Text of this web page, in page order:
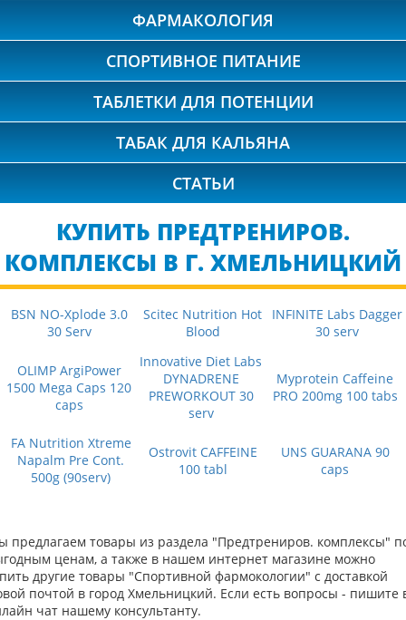
ФАРМАКОЛОГИЯ
СПОРТИВНОЕ ПИТАНИЕ
ТАБЛЕТКИ ДЛЯ ПОТЕНЦИИ
ТАБАК ДЛЯ КАЛЬЯНА
СТАТЬИ
КУПИТЬ ПРЕДТРЕНИРОВ.
КОМПЛЕКСЫ В Г. ХМЕЛЬНИЦКИЙ
BSN NO-Xplode 3.0
30 Serv
Scitec Nutrition Hot
Blood
INFINITE Labs Dagger
30 serv
OLIMP ArgiPower
1500 Mega Caps 120
caps
Innovative Diet Labs
DYNADRENE
PREWORKOUT 30
serv
Myprotein Caffeine
PRO 200mg 100 tabs
FA Nutrition Xtreme
Napalm Pre Cont.
500g (90serv)
Ostrovit CAFFEINE
100 tabl
UNS GUARANA 90
caps
предлагаем товары из раздела "Предтрениров. комплексы"
ценам, а также в нашем интернет магазине можно
другие товары "Спортивной фармокологии" с доставкой
почтой в город Хмельницкий. Если есть вопросы - пишите
чат нашему консультанту.